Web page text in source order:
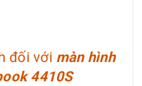
đối với màn hình
4410S